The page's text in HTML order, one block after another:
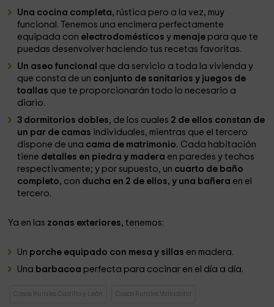
Una cocina completa, rústica pero a la vez, muy
funcional. Tenemos una encimera perfectamente
equipada con electrodomésticosy menaje para que te
puedas desenvolver haciendo tus recetas favoritas.
Un aseo funcional que da servicio a toda la vivienda y
que consta de un conjunto de sanitarios y juegos de
toallas que te proporcionarán todo lo necesario a
diario.
3 dormitorios dobles, de los cuales 2 de ellos constan de
un par de camas individuales, mientras que el tercero
dispone de una cama de matrimonio. Cada habitación
tiene detalles en piedra y madera en paredes y techos
respectivamente; y por supuesto, un cuarto de baño
completo, con ducha en 2 de ellos, y una bañera en el
tercero.
Ya en las zonas exteriores,tenemos:
Un porche equipado con mesa y sillas en madera.
Una barbacoa perfecta para cocinar en el día a día.
Casas Rurales Castilla y León Casas Rurales Valladolid